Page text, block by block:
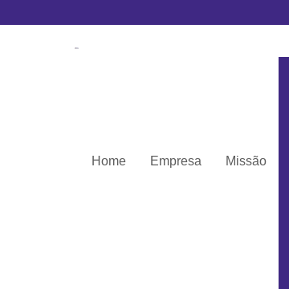
Home Empresa Missão